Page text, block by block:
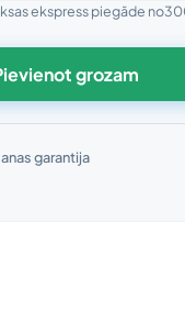
ekspress piegāde no
grozam
garantija